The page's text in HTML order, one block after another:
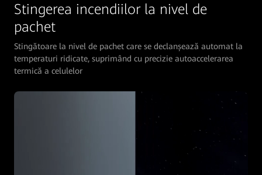
Stingerea incendiilor la nivel de
pachet
Stingătoare la nivel de pachet care se declanșează automat la
temperaturi ridicate, suprimând cu precizie autoaccelerarea
termică a celulelor